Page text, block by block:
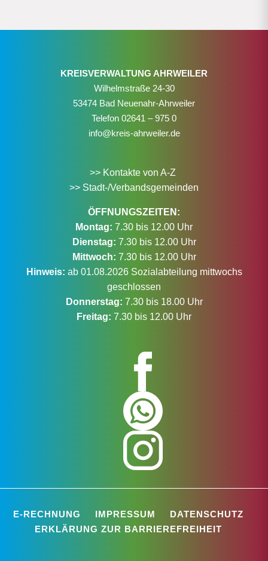
KREISVERWALTUNG AHRWEILER
Wilhelmstraße 24-30
53474 Bad Neuenahr-Ahrweiler
Telefon 02641 – 975 0
info@kreis-ahrweiler.de
>> Kontakte von A-Z
>> Stadt-/Verbandsgemeinden
ÖFFNUNGSZEITEN:
Montag: 7.30 bis 12.00 Uhr
Dienstag: 7.30 bis 12.00 Uhr
Mittwoch: 7.30 bis 12.00 Uhr
Hinweis: ab 01.08.2026 Sozialabteilung mittwochs
geschlossen
Donnerstag: 7.30 bis 18.00 Uhr
Freitag: 7.30 bis 12.00 Uhr
E-RECHNUNG IMPRESSUM
DATENSCHUTZ
ERKLÄRUNG ZUR BARRIEREFREIHEIT